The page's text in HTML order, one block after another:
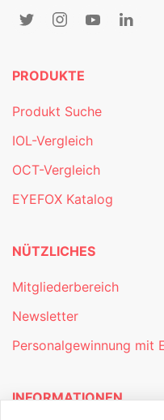
PRODUKTE
Produkt Suche
IOL-Vergleich
OCT-Vergleich
EYEFOX Katalog
NÜTZLICHES
Mitgliederbereich
Newsletter
Personalgewinnung mit
INFORMATIONEN